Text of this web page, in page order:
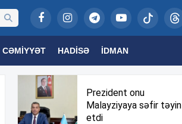
CƏMIYYƏT HADISƏ İDMAN
Prezident onu
Malayziyaya səfir təyin
etdi